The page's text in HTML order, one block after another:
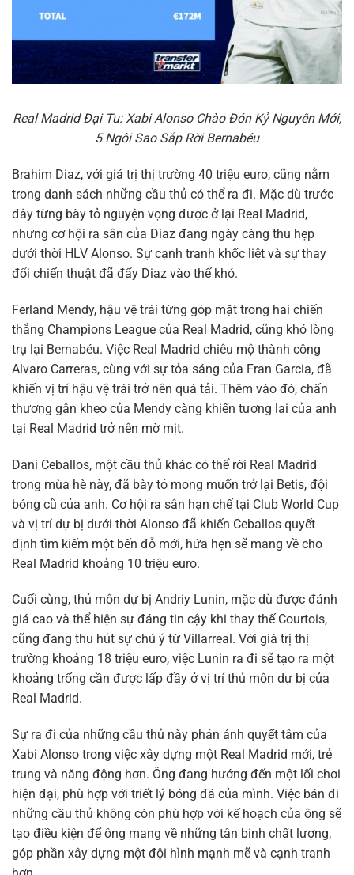
Real Madrid Đại Tu: Xabi Alonso Chào Đón Kỷ Nguyên Mới,
5 Ngôi Sao Sắp Rời Bernabéu
Brahim Diaz, với giá trị thị trường 40 triệu euro, cũng nằm
trong danh sách những cầu thủ có thể ra đi. Mặc dù trước
đây từng bày tỏ nguyện vọng được ở lại Real Madrid,
nhưng cơ hội ra sân của Diaz đang ngày càng thu hẹp
dưới thời HLV Alonso. Sự cạnh tranh khốc liệt và sự thay
đổi chiến thuật đã đẩy Diaz vào thế khó.
Ferland Mendy, hậu vệ trái từng góp mặt trong hai chiến
thắng Champions League của Real Madrid, cũng khó lòng
trụ lại Bernabéu. Việc Real Madrid chiêu mộ thành công
Alvaro Carreras, cùng với sự tỏa sáng của Fran Garcia, đã
khiến vị trí hậu vệ trái trở nên quá tải. Thêm vào đó, chấn
thương gân kheo của Mendy càng khiến tương lai của anh
tại Real Madrid trở nên mờ mịt.
Dani Ceballos, một cầu thủ khác có thể rời Real Madrid
trong mùa hè này, đã bày tỏ mong muốn trở lại Betis, đội
bóng cũ của anh. Cơ hội ra sân hạn chế tại Club World Cup
và vị trí dự bị dưới thời Alonso đã khiến Ceballos quyết
định tìm kiếm một bến đỗ mới, hứa hẹn sẽ mang về cho
Real Madrid khoảng 10 triệu euro.
Cuối cùng, thủ môn dự bị Andriy Lunin, mặc dù được đánh
giá cao và thể hiện sự đáng tin cậy khi thay thế Courtois,
cũng đang thu hút sự chú ý từ Villarreal. Với giá trị thị
trường khoảng 18 triệu euro, việc Lunin ra đi sẽ tạo ra một
khoảng trống cần được lấp đầy ở vị trí thủ môn dự bị của
Real Madrid.
Sự ra đi của những cầu thủ này phản ánh quyết tâm của
Xabi Alonso trong việc xây dựng một Real Madrid mới, trẻ
trung và năng động hơn. Ông đang hướng đến một lối chơi
hiện đại, phù hợp với triết lý bóng đá của mình. Việc bán đi
những cầu thủ không còn phù hợp với kế hoạch của ông sẽ
tạo điều kiện để ông mang về những tân binh chất lượng,
góp phần xây dựng một đội hình mạnh mẽ và cạnh tranh